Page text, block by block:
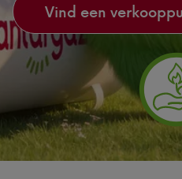
Vind een